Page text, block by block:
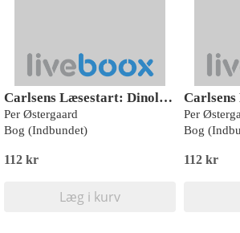
Carlsens Læsestart: Dinoland: Dinosaurer i kamp
Per Østergaard
Bog (Indbundet)
112 kr
Læg i kurv
Per
Bog
112 kr